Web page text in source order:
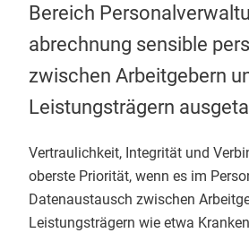
Bereich
abrechnung sensible
zwischen Arbeitgebern
Leistungsträgern
Vertraulichkeit, Integrität und
oberste Priorität, wenn es im
Datenaustausch zwischen
Leistungsträgern wie etwa